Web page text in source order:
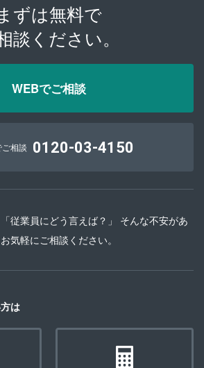
ずは無料で
談ください。
WEBでご相談
相談 0120-03-4150
従業員にどう言えば？」 そんな不安があ
気軽にご相談ください。
は